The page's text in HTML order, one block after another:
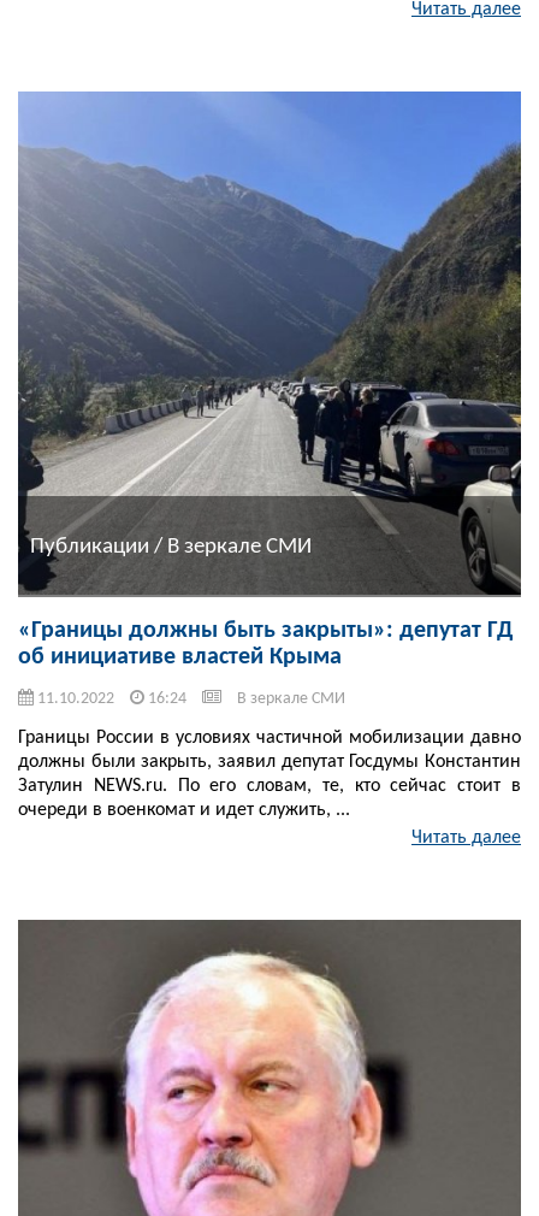
Читать далее
Публикации / В зеркале СМИ
«Границы должны быть закрыты»: депутат ГД
об инициативе властей Крыма
11.10.2022 16:24 В зеркале СМИ
Границы России в условиях частичной мобилизации давно
должны были закрыть, заявил депутат Госдумы Константин
Затулин NEWS.ru. По его словам, те, кто сейчас стоит в
очереди в военкомат и идет служить, ...
Читать далее